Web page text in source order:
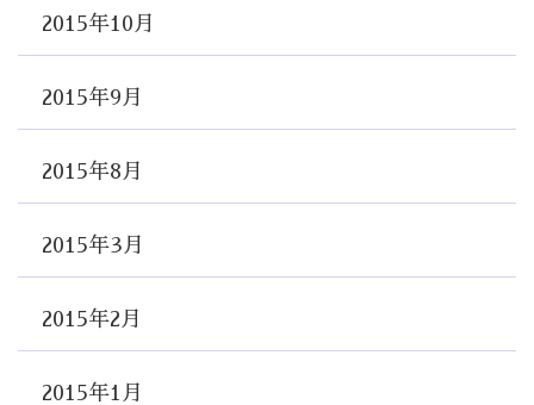
2015年10月
2015年9月
2015年8月
2015年3月
2015年2月
2015年1月